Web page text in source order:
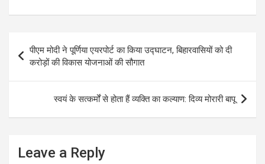
Post
navigation
पीएम मोदी ने पूर्णिया एयरपोर्ट का किया उद्घाटन, बिहारवासियों को दी
करोड़ों की विकास योजनाओं की सौगात
स्वयं के सत्कर्मों से होता हैं व्यक्ति का कल्याण: दिव्य मोरारी बापू
Leave a Reply